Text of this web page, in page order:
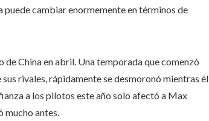
cambiar enormemente en términos de
China en abril. Una temporada que comenzó
rivales, rápidamente se desmoronó mientras él
a los pilotos este año solo afectó a Max
mucho antes.